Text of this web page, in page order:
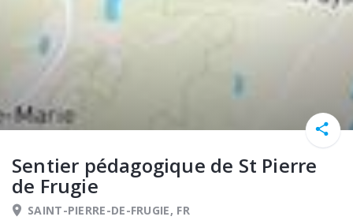
Sentier pédagogique de St Pierre
de Frugie
SAINT-PIERRE-DE-FRUGIE, FR